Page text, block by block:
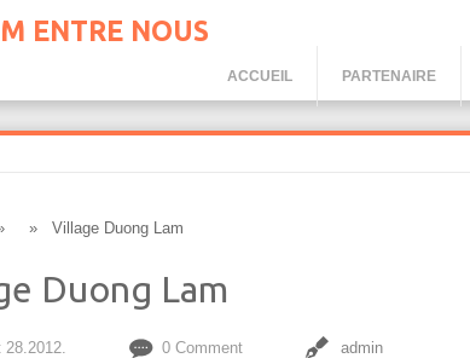
ENTRE NOUS
ACCUEIL PARTENAIRE
Village Duong Lam
Duong Lam
28.2012. 0 Comment admin